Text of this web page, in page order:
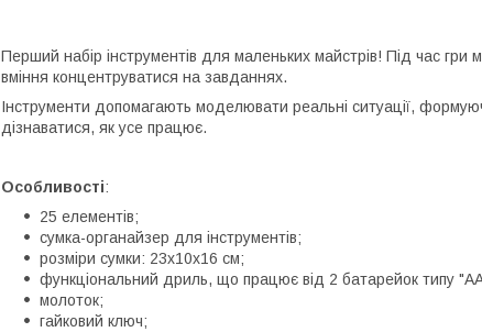
Перший набір інструментів для маленьких майстрів! Під час гри
вміння концентруватися на завданнях.
Інструменти допомагають моделювати реальні ситуації,
дізнаватися, як усе працює.
Особливості:
25 елементів;
сумка-органайзер для інструментів;
розміри сумки: 23х10х16 см;
функціональний дриль, що працює від 2 батарейок типу
молоток;
гайковий ключ;